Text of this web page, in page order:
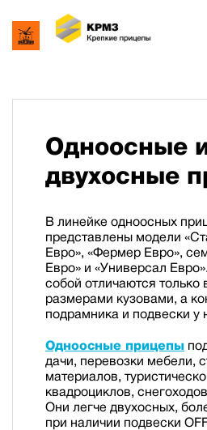
Одноосные
двухосные
В линейке одноосных
представлены модели
Евро», «Фермер Евро»,
Евро» и «Универсал
собой отличаются только
размерами кузовами, а
подрамника и подвески у
Одноосные прицепы
дачи, перевозки мебели,
материалов,
квадроциклов,
Они легче двухосных,
при наличии подвески